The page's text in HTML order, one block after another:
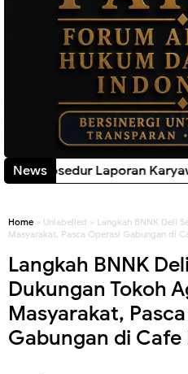
News
Prosedur Laporan
Home » Unlabelled » Langkah BNNK Deli
Masyarakat, Pasca Operasi Gabungan di
Langkah BNNK
Dukungan Tokoh
Masyarakat,
Gabungan di Cafe